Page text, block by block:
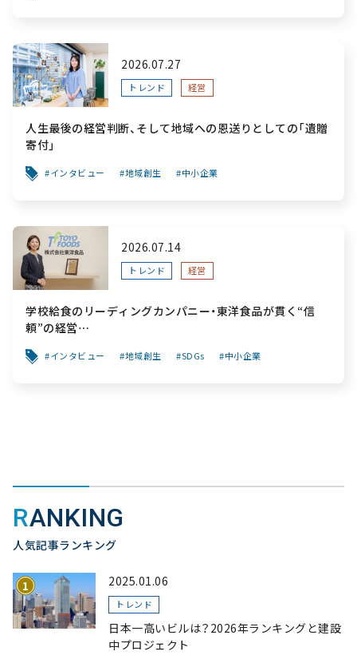
2026.07.27
トレンド 経営
人生最後の経営判断、そして地域への恩送りとしての「遺贈
寄付」
インタビュー 地域創生 中小企業
2026.07.14
トレンド 経営
学校給食のリーディングカンパニー・東洋食品が貫く“信
頼”の経営
へ繋ぐ挑戦～
インタビュー 地域創生 SDGs 中小企業
RANKING
人気記事ランキング
2025.01.06
トレンド
日本一高いビルは？2026年ランキングと建設
中プロジェクト